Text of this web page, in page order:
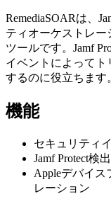
RemediaSOARは、
ティオーケストレー
ツールです。Jamf
イベントによって
するのに役立ちます
機能
セキュリティ
Jamf Protect検
Appleデバイス
レーション